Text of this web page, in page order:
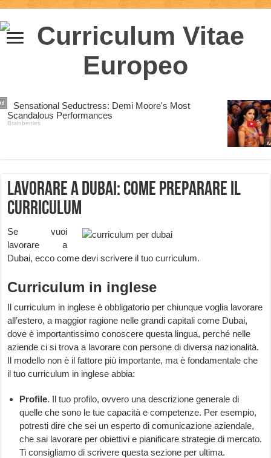
Lavorare a Dubai: come preparare il
curriculum
Se vuoi
lavorare a
Dubai, ecco come devi scrivere il tuo curriculum.
Curriculum in inglese
Il curriculum in inglese è obbligatorio per chiunque voglia lavorare
all’estero, a maggior ragione nelle grandi capitali come Dubai,
dove è importantissimo conoscere questa lingua, perché nelle
aziende ci si trova a lavorare con persone di diversa nazionalità.
Il modello non è il fattore più importante, ma è fondamentale che
il tuo curriculum in inglese abbia:
Profile. Il tuo profilo, ovvero una descrizione generale di
quelle che sono le tue capacità e competenze. Per esempio,
potresti dire che sei un esperto di comunicazione aziendale,
che sai lavorare per obiettivi e pianificare strategie di mercato.
Ti consigliamo di scrivere questa sezione per ultima.